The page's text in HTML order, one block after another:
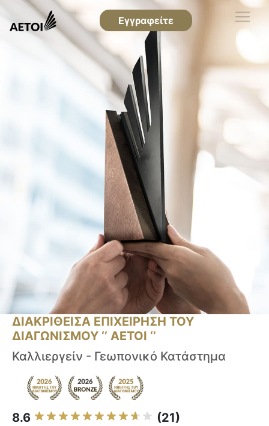
Εγγραφείτε
ΔΙΑΚΡΙΘΕΙΣΑ ΕΠΙΧΕΙΡΗΣΗ ΤΟΥ
ΔΙΑΓΩΝΙΣΜΟΥ ‘’ ΑΕΤΟΙ ‘’
Καλλιεργείν - Γεωπονικό Κατάστημα
8.6 (21)